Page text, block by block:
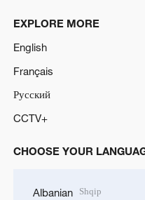
EXPLORE MORE
English
Français
Русский
CCTV+
CHOOSE YOUR
Albanian Shqip